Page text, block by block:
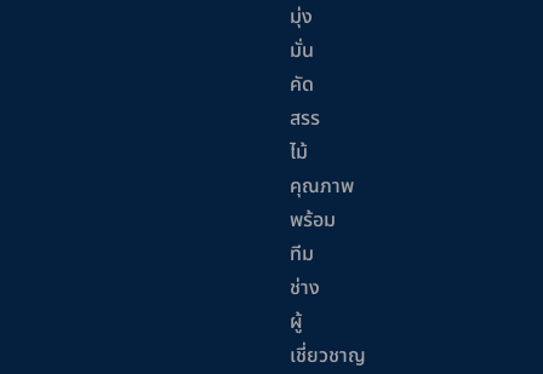
มุ่ง
มั่น
คัด
สรร
ไม้
คุณภาพ
พร้อม
ทีม
ช่าง
ผู้
เชี่ยวชาญ